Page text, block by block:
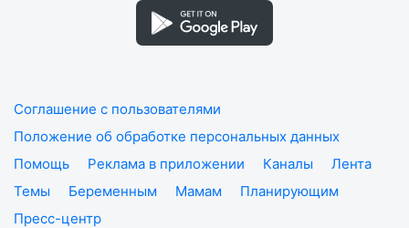
Соглашение с пользователями
Положение об обработке персональных данных
Помощь
Реклама в приложении Каналы
Лента
Темы
Беременным Мамам
Планирующим
Пресс-центр